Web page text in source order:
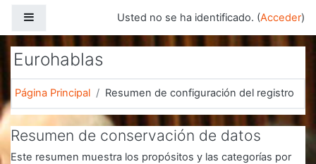
Usted no se ha identificado. (Acceder)
Eurohablas
Página Principal Resumen de configuración del registro
Resumen de conservación de datos
Este resumen muestra los propósitos y las categorías por